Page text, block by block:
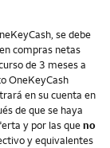
se debe
compras netas
de 3 meses a
OneKeyCash
en su cuenta en
de que se haya
y por las queno
y equivalentes